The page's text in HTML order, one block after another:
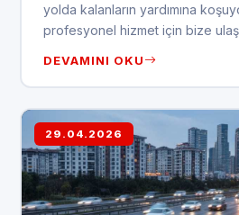
yolda kalanların yardımına
profesyonel hizmet için bize
DEVAMINI OKU
29.04.2026